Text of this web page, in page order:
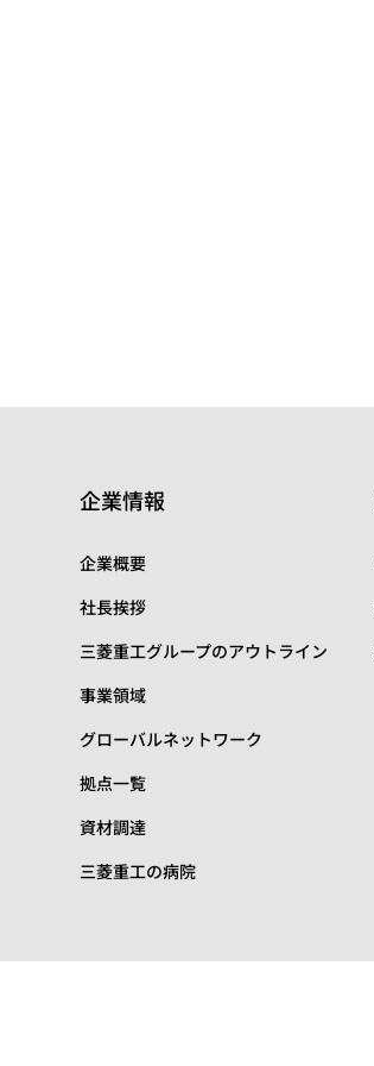
企業情報
企業概要
社長挨拶
三菱重工グループのアウトライン
事業領域
グローバルネットワーク
拠点一覧
資材調達
三菱重工の病院